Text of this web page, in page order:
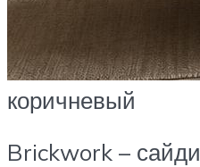
коричневый
Brickwork –